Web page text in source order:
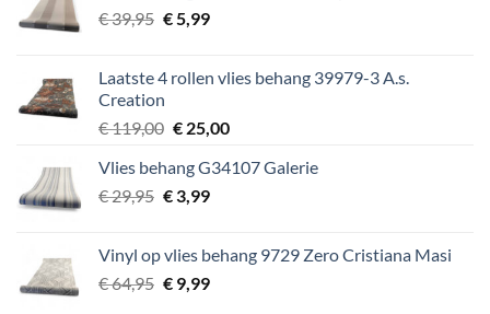
€ 89,00.
€39,95 Oorspronkelijke
€ 39,95.
€5,99Huidige
€ 5,99.
Laatste 4 rollen vlies behang 39979-3 A.s.
Creation
€119,00 Oorspronkelijke
was:
€ 119,00.
€25,00Huidige
is:
Vlies behang G34107 Galerie
€29,95 Oorspronkelijke
€ 29,95.
€3,99Huidige
€ 3,99.
Vinyl op vlies behang 9729 Zero Cristiana Masi
€64,95 Oorspronkelijke
€9,99Huidige